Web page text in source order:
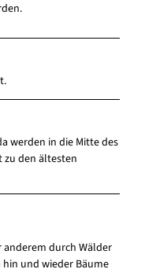
werden in die Mitte des
den ältesten
durch Wälder
und wieder Bäume